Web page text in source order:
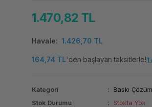
1.470,82 TL
Havale 1.426,70 TL
164,74 TL'den başlayan taksitlerle!
Kategori
Baskı
Stok Durumu
Stokta Yok